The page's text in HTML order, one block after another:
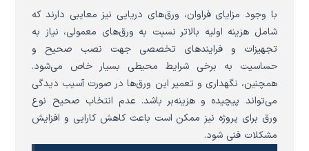
با وجود مزایای فراوان، ورق‌های دریایی نیز معایبی دارند که
شامل هزینه اولیه بالاتر نسبت به ورق‌های معمولی، نیاز به
تجهیزات و فرایندهای تخصصی جهت نصب صحیح و
حساسیت به برخی شرایط محیطی بسیار خاص می‌شود.
همچنین، نگهداری و تعمیر این ورق‌ها در صورت آسیب دیدگی
می‌تواند پیچیده و هزینه‌بر باشد. عدم انتخاب صحیح نوع
ورق برای پروژه نیز ممکن است باعث کاهش کارایی و افزایش
مشکلات فنی شود.